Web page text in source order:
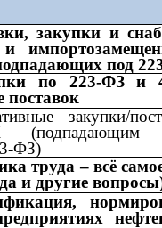
закупки и
под
по 223-ФЗ и
поставок
закупки/
ФЗ)
труда – всё
и другие